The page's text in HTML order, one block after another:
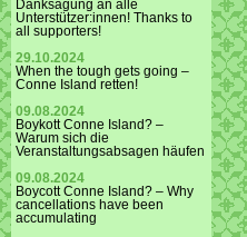
Danksagung an alle
Unterstützer:innen! Thanks to
all supporters!
29.10.2024
When the tough gets going –
Conne Island retten!
09.08.2024
Boykott Conne Island? –
Warum sich die
Veranstaltungsabsagen häufen
09.08.2024
Boycott Conne Island? – Why
cancellations have been
accumulating